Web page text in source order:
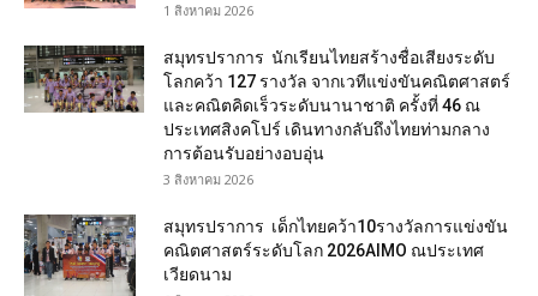
1 สิงหาคม 2026
สมุทรปราการ นักเรียนไทยสร้างชื่อเสียงระดับ
โลกคว้า 127 รางวัล จากเวทีแข่งขันคณิตศาสตร์
และคณิตคิดเร็วระดับนานาชาติ ครั้งที่ 46 ณ
ประเทศสิงคโปร์ เดินทางกลับถึงไทยท่ามกลาง
การต้อนรับอย่างอบอุ่น
3 สิงหาคม 2026
สมุทรปราการ เด็กไทยคว้า10รางวัลการแข่งขัน
คณิตศาสตร์ระดับโลก 2026AIMO ณประเทศ
เวียดนาม